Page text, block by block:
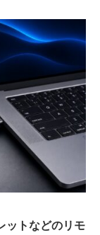
ットなどのリモ